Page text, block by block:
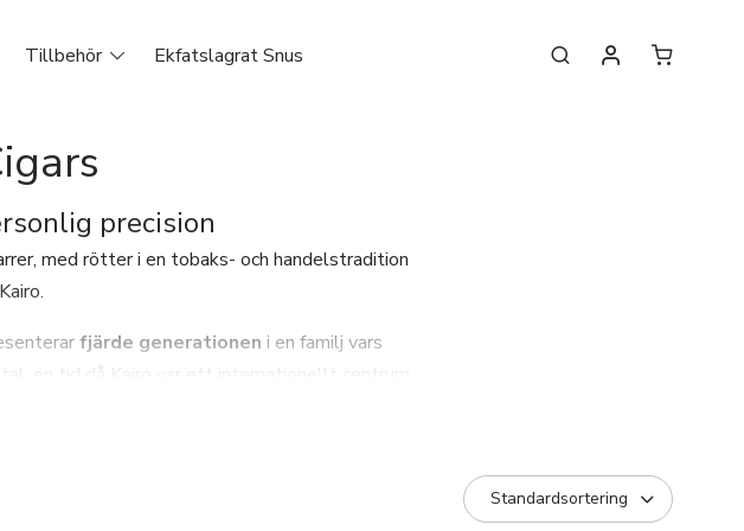
Tillbehör Ekfatslagrat Snus
precision
med rötter i en tobaks- och handelstradition
fjärde generationen i en familj vars
en tid då Kairo var ett internationellt centrum
en dekorativ referens utan en integrerad del av